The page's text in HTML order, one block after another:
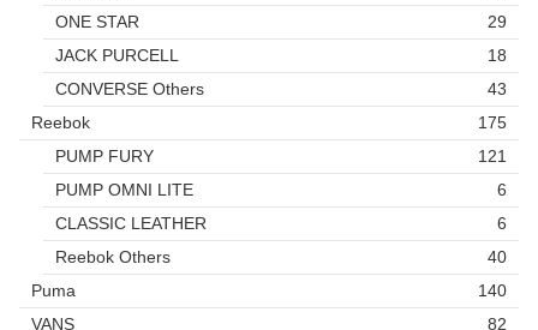
ONE STAR
29
JACK PURCELL
18
CONVERSE Others
43
Reebok
175
PUMP FURY
121
PUMP OMNI LITE
6
CLASSIC LEATHER
6
Reebok Others
40
Puma
140
VANS
82